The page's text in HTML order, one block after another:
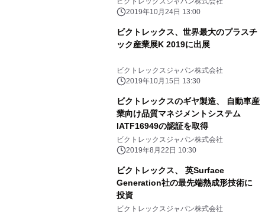
2019年10月24日 13:00
ビクトレックス、世界最大のプラスチ
ック産業展K 2019に出展
ビクトレックスジャパン株式会社
2019年10月15日 13:30
ビクトレックスのギヤ製造、 自動車産
業向け品質マネジメントシステム
IATF16949の認証を取得
ビクトレックスジャパン株式会社
2019年8月22日 10:30
ビクトレックス、 英Surface
Generation社の最先端熱成形技術に
投資
ビクトレックスジャパン株式会社